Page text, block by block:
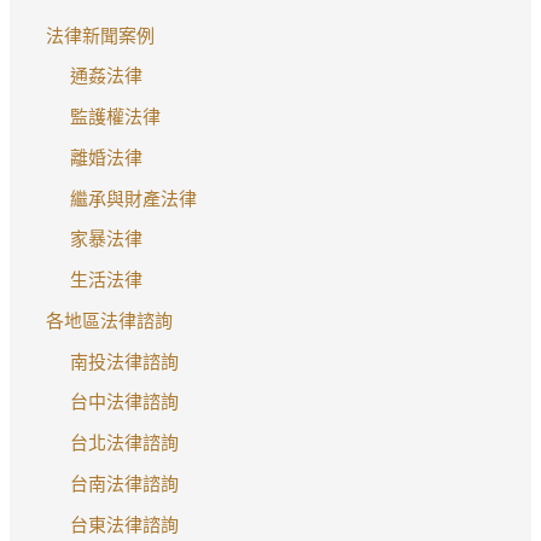
法律新聞案例
通姦法律
監護權法律
離婚法律
繼承與財產法律
家暴法律
生活法律
各地區法律諮詢
南投法律諮詢
台中法律諮詢
台北法律諮詢
台南法律諮詢
台東法律諮詢